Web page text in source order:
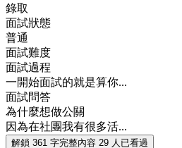
錄取
面試狀態
普通
面試難度
面試過程
一開始面試的就是算你...
面試問答
為什麼想做公關
因為在社團我有很多活...
解鎖 361 字完整內容 29 人已看過